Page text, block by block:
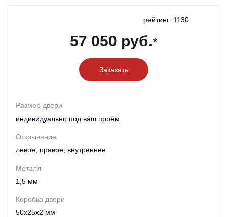
рейтинг: 1130
57 050 руб.*
Заказать
Размер двери
индивидуально под ваш проём
Открывание
левое, правое, внутреннее
Металл
1,5 мм
Коробка двери
50х25х2 мм